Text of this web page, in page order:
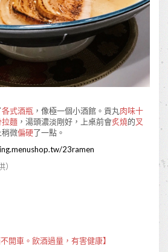
各式酒瓶 ，像極一個小酒館。貢丸肉味十
拉麵 ，湯頭濃淡剛好，上桌前會炙燒的叉
稍微偏硬了一點。
23ramen
）
開車。飲酒過量，有害健康】